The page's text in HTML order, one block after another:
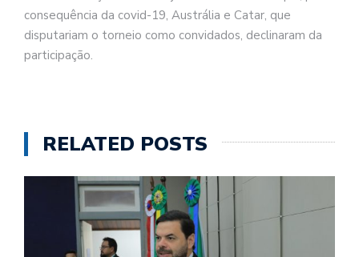
consequência da covid-19, Austrália e Catar, que
disputariam o torneio como convidados, declinaram da
participação.
RELATED POSTS